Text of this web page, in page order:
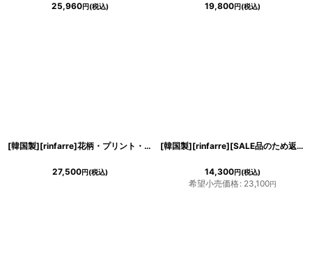
25,960円(税込) 19,800円(税込)
[韓国製][rinfarre]花柄・プリント・ノースリーブ・フレア・ サテン調・ハート
27,500円(税込)
[韓国製][rinfarre][SALE品のため返品不可＆再入荷なしの現品限り]シンプル・
14,300円(税込)
希望小売価格: 23,100円